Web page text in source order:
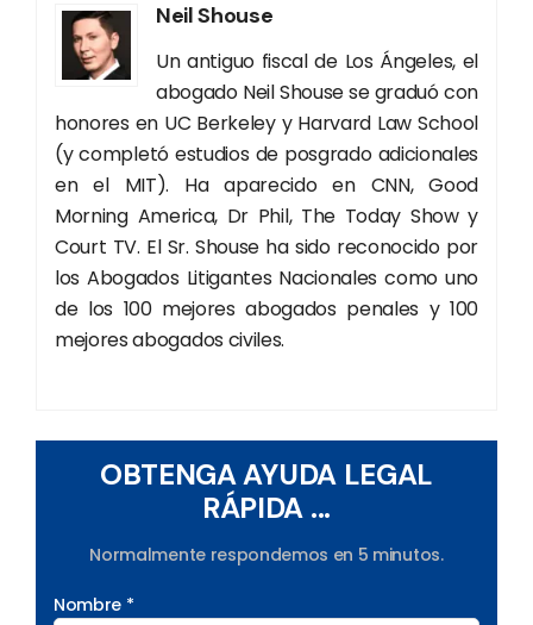
Neil Shouse
Un antiguo fiscal de Los Ángeles, el
abogado Neil Shouse se graduó con
honores en UC Berkeley y Harvard Law School
(y completó estudios de posgrado adicionales
en el MIT). Ha aparecido en CNN, Good
Morning America, Dr Phil, The Today Show y
Court TV. El Sr. Shouse ha sido reconocido por
los Abogados Litigantes Nacionales como uno
de los 100 mejores abogados penales y 100
mejores abogados civiles.
OBTENGA AYUDA LEGAL
RÁPIDA ...
Normalmente respondemos en 5 minutos.
Nombre *